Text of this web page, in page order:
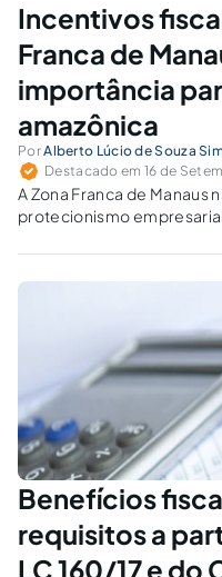
econômico de
alguns negócios.
Incentivos
Franca de
importância
amazônica
PorAlberto Lúcio de Souza
Destacado em 16 de
A Zona Franca de Manaus
protecionismo
combater as
entre a região amazônica
Benefícios
requisitos a
LC 160/17 e do